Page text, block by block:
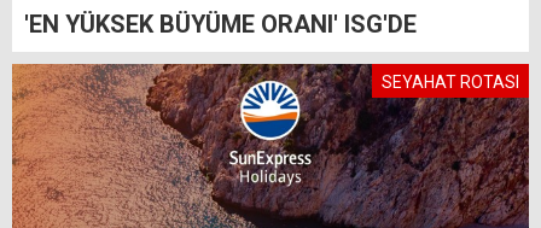
'EN YÜKSEK BÜYÜME ORANI' ISG'DE
SEYAHAT ROTASI